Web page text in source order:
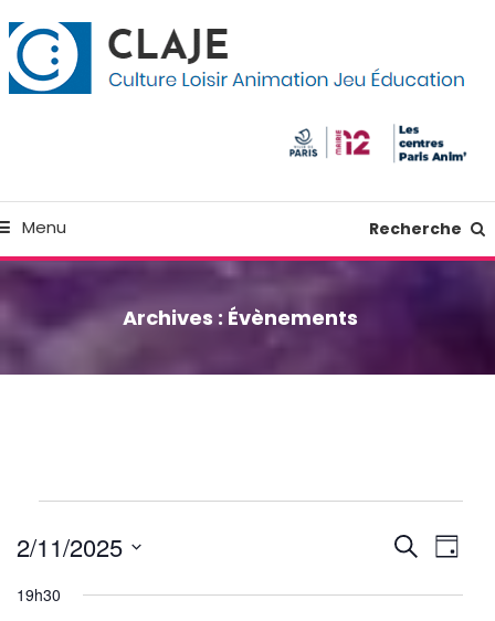
Menu Recherche
Archives : Évènements
for
11,
et
Recherche
de
Jour
2/11/2025
une
19h30